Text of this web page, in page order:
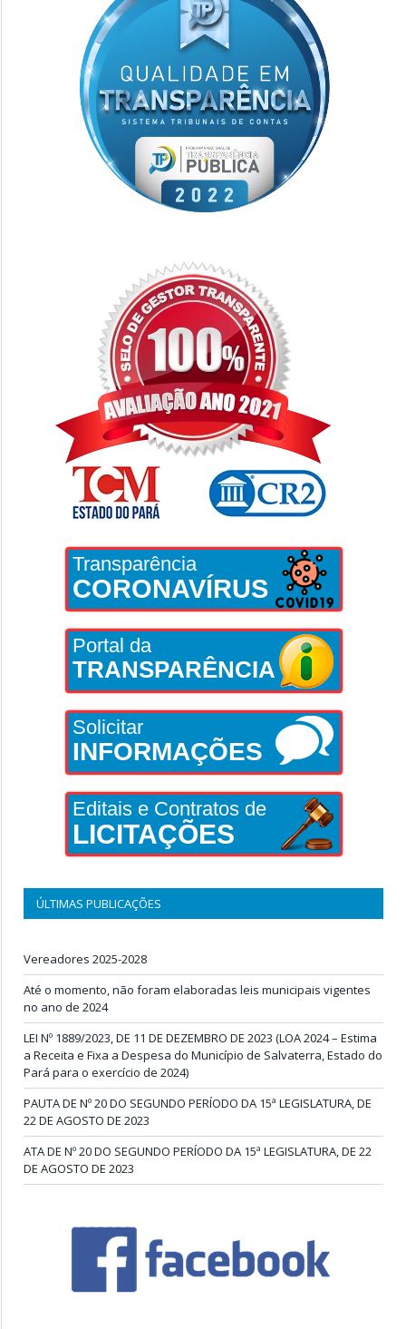
Transparência
CORONAVÍRUS
Portal da
TRANSPARÊNCIA
Solicitar
INFORMAÇÕES
Editais e Contratos de
LICITAÇÕES
ÚLTIMAS PUBLICAÇÕES
Vereadores 2025-2028
Até o momento, não foram elaboradas leis municipais vigentes
no ano de 2024
LEI Nº 1889/2023, DE 11 DE DEZEMBRO DE 2023 (LOA 2024 – Estima
a Receita e Fixa a Despesa do Município de Salvaterra, Estado do
Pará para o exercício de 2024)
PAUTA DE Nº 20 DO SEGUNDO PERÍODO DA 15ª LEGISLATURA, DE
22 DE AGOSTO DE 2023
ATA DE Nº 20 DO SEGUNDO PERÍODO DA 15ª LEGISLATURA, DE 22
DE AGOSTO DE 2023